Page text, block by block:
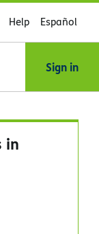
Help Español
Sign in
in